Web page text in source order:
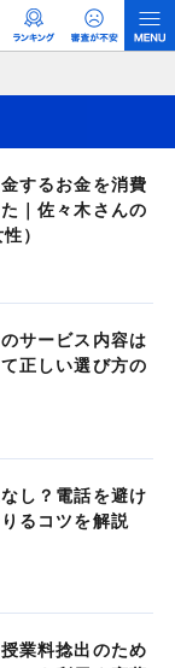
、成約が発生すると弊
です。 ただし、特定の
ザーへの口コミ収集な
するお金を消費
｜佐々木さんの
）
サービス内容は
正しい選び方の
し？電話を避け
るコツを解説
業料捻出のため